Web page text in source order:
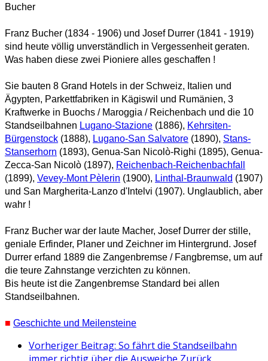
Bucher
Franz Bucher (1834 - 1906) und Josef Durrer (1841 - 1919)
sind heute völlig unverständlich in Vergessenheit geraten.
Was haben diese zwei Pioniere alles geschaffen !
Sie bauten 8 Grand Hotels in der Schweiz, Italien und
Ägypten, Parkettfabriken in Kägiswil und Rumänien, 3
Kraftwerke in Buochs / Maroggia / Reichenbach und die 10
Standseilbahnen Lugano-Stazione (1886), Kehrsiten-
Bürgenstock (1888), Lugano-San Salvatore (1890), Stans-
Stanserhorn (1893), Genua-San Nicolò-Righi (1895), Genua-
Zecca-San Nicolò (1897), Reichenbach-Reichenbachfall
(1899), Vevey-Mont Pèlerin (1900), Linthal-Braunwald (1907)
und San Margherita-Lanzo d'Intelvi (1907). Unglaublich, aber
wahr !
Franz Bucher war der laute Macher, Josef Durrer der stille,
geniale Erfinder, Planer und Zeichner im Hintergrund. Josef
Durrer erfand 1889 die Zangenbremse / Fangbremse, um auf
die teure Zahnstange verzichten zu können.
Bis heute ist die Zangenbremse Standard bei allen
Standseilbahnen.
■ Geschichte und Meilensteine
Vorheriger Beitrag: So fährt die Standseilbahn